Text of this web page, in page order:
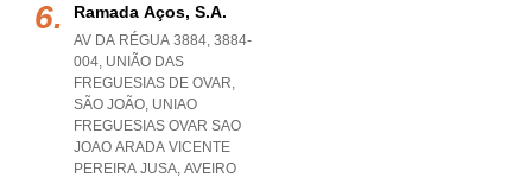
Ramada Aços, S.a.
AV DA RÉGUA 3884, 3884-
004, UNIÃO DAS
FREGUESIAS DE OVAR,
SÃO JOÃO, UNIAO
FREGUESIAS OVAR SAO
JOAO ARADA VICENTE
PEREIRA JUSA, AVEIRO